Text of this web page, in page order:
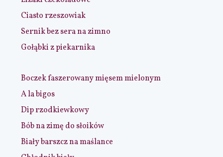
Ciasto rzeszowiak
Sernik bez sera na zimno
Gołąbki z piekarnika
Boczek faszerowany mięsem mielonym
A la bigos
Dip rzodkiewkowy
Bób na zimę do słoików
Biały barszcz na maślance